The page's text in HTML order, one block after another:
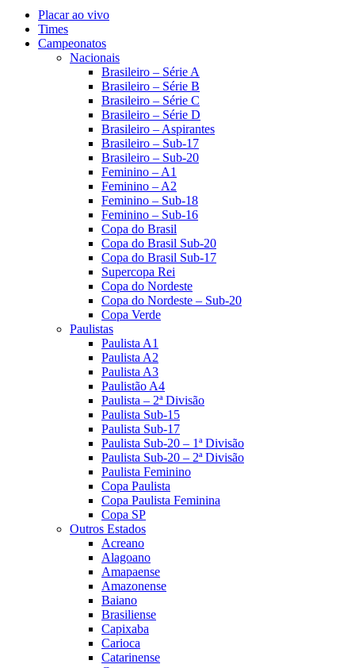
Placar ao vivo
Times
Campeonatos
Nacionais
Brasileiro – Série A
Brasileiro – Série B
Brasileiro – Série C
Brasileiro – Série D
Brasileiro – Aspirantes
Brasileiro – Sub-17
Brasileiro – Sub-20
Feminino – A1
Feminino – A2
Feminino – Sub-18
Feminino – Sub-16
Copa do Brasil
Copa do Brasil Sub-20
Copa do Brasil Sub-17
Supercopa Rei
Copa do Nordeste
Copa do Nordeste – Sub-20
Copa Verde
Paulistas
Paulista A1
Paulista A2
Paulista A3
Paulistão A4
Paulista – 2ª Divisão
Paulista Sub-15
Paulista Sub-17
Paulista Sub-20 – 1ª Divisão
Paulista Sub-20 – 2ª Divisão
Paulista Feminino
Copa Paulista
Copa Paulista Feminina
Copa SP
Outros Estados
Acreano
Alagoano
Amapaense
Amazonense
Baiano
Brasiliense
Capixaba
Carioca
Catarinense